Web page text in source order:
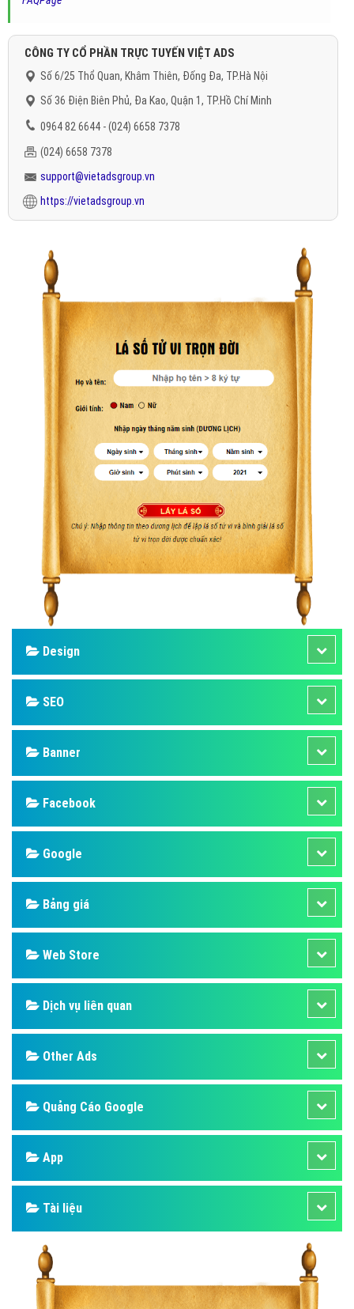
CÔNG TY CỔ PHẦN TRỰC TUYẾN VIỆT ADS
Số 6/25 Thổ Quan, Khâm Thiên, Đống Đa, TP.Hà Nội
Số 36 Điện Biên Phủ, Đa Kao, Quận 1, TP.Hồ Chí Minh
0964 82 6644 - (024) 6658 7378
(024) 6658 7378
support@vietadsgroup.vn
https://vietadsgroup.vn
Design
SEO
Banner
Facebook
Google
Bảng giá
Web Store
Dịch vụ liên quan
Other Ads
Quảng Cáo Google
App
Tài liệu